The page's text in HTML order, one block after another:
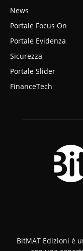
News
Portale Focus On
Portale Evidenza
Sicurezza
Portale Slider
FinanceTech
BitMAT Edizioni è